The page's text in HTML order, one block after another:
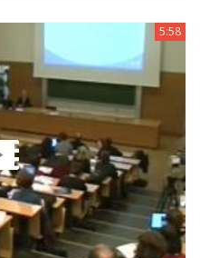
5:58